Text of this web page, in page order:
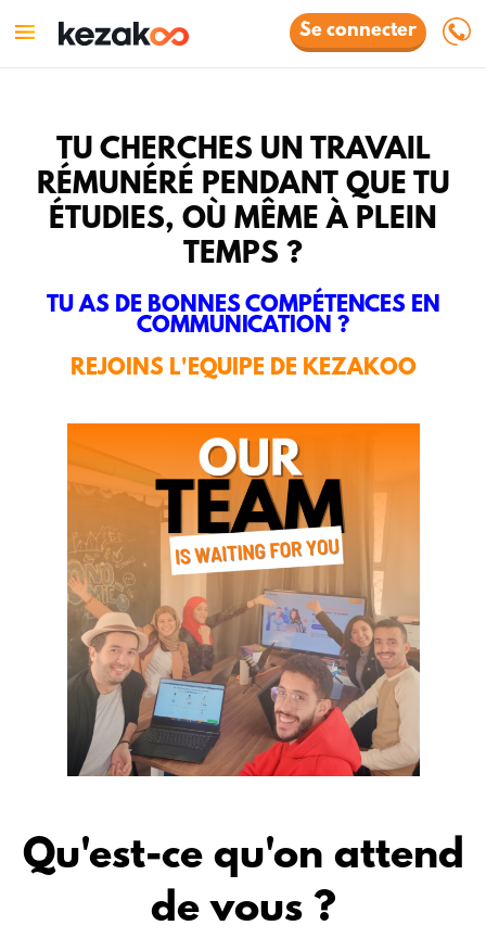
Se connecter
TU CHERCHES UN TRAVAIL
RÉMUNÉRÉ PENDANT QUE TU
ÉTUDIES, OÙ MÊME À PLEIN
TEMPS ?
TU AS DE BONNES COMPÉTENCES EN
COMMUNICATION ?
REJOINS L'EQUIPE DE KEZAKOO
Qu'est-ce qu'on attend
de vous ?